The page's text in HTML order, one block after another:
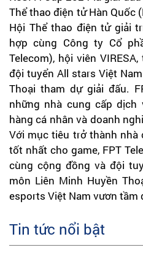
Thể thao điện tử Hàn Quốc
Hội Thể thao điện tử giải
hợp cùng Công ty Cổ
Telecom), hội viên
đội tuyển All stars Việt
Thoại tham dự giải đấu.
những nhà cung cấp
hàng cá nhân và doanh
Với mục tiêu trở thành nhà
tốt nhất cho game, FPT
cùng cộng đồng và đội
môn Liên Minh Huyền
esports Việt Nam vươn tầm
Tin tức nổi bật